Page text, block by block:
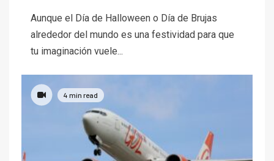
Aunque el Día de Halloween o Día de Brujas
alrededor del mundo es una festividad para que
tu imaginación vuele...
4 min read